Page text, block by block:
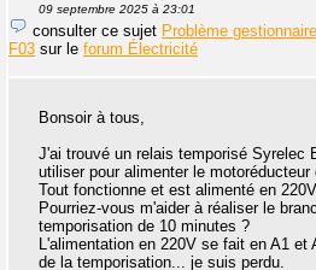
09 septembre 2025 à 23:01
consulter ce sujet Problème
F03 sur le forum Électricité
Bonsoir à tous,
J'ai trouvé un relais temporisé Syrelec
utiliser pour alimenter le motoréducteur
Tout fonctionne et est alimenté en 220V.
Pourriez-vous m'aider à réaliser le
temporisation de 10 minutes ?
L'alimentation en 220V se fait en A1
de la temporisation... je suis perdu.